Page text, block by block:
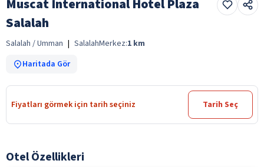
Muscat International Hotel Plaza
Salalah
Salalah / Umman | SalalahMerkez:1 km
Haritada Gör
Fiyatları görmek için tarih seçiniz Tarih Seç
Otel Özellikleri